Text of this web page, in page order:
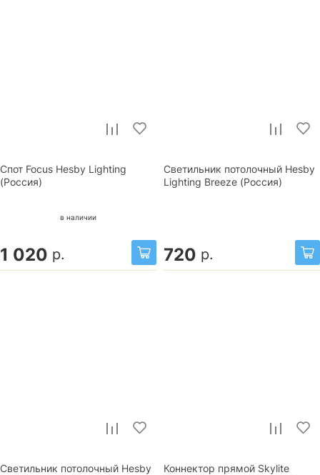
Спот Focus Hesby Lighting
(Россия)
в наличии
1 020 р.
Светильник потолочный Hesby
Lighting Breeze (Россия)
720 р.
Светильник потолочный Hesby
Коннектор прямой Skylite